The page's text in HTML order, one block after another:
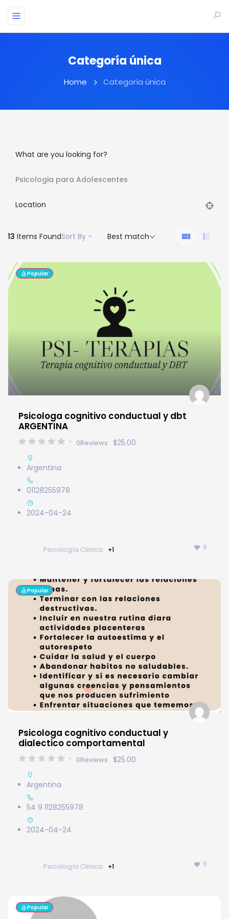
Categoría única
Home Categoría única
What are you looking for?
Psicologia para Adolescentes
Location
13 Items FoundSort By - Best match
Popular
Psicologa cognitivo conductual y dbt
ARGENTINA
0Reviews $25.00
Argentina
01128255978
2024-04-24
Psicología Clinica +1 9
Popular
Psicologa cognitivo conductual y
dialectico comportamental
0Reviews $25.00
Argentina
54 9 1128255978
2024-04-24
Psicología Clinica +1 6
Popular